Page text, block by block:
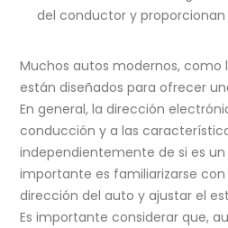
del conductor y proporcionan
Muchos autos modernos, como
están diseñados para ofrecer
En general, la dirección
conducción y a las
independientemente de si es un
importante es familiarizarse
dirección del auto y ajustar el
Es importante considerar que,